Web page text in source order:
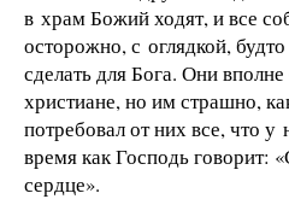
в храм Божий ходят, и все
осторожно, с оглядкой,
сделать для Бога. Они
христиане, но им страшно,
потребовал от них все, что
время как Господь говорит:
сердце».